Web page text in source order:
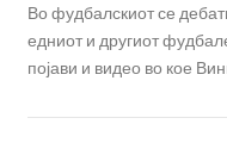
Во фудбалскиот се
едниот и другиот
појави и видео во кое